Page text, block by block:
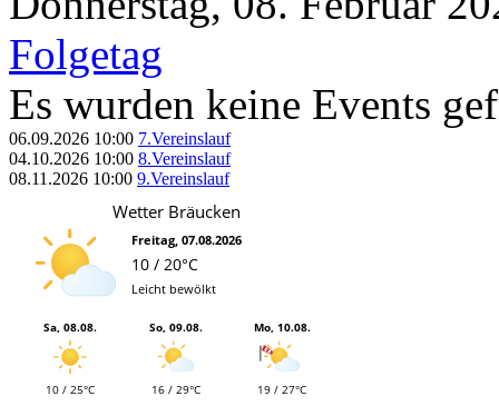
Folgetag
Es wurden keine Events
06.09.2026 10:00 7.Vereinslauf
04.10.2026 10:00 8.Vereinslauf
08.11.2026 10:00 9.Vereinslauf
Wetter Bräucken
Freitag, 07.08.2026
10 / 20°C
Leicht bewölkt
Sa, 08.08.
10 / 25°C
So, 09.08.
16 / 29°C
Mo, 10.08.
19 / 27°C